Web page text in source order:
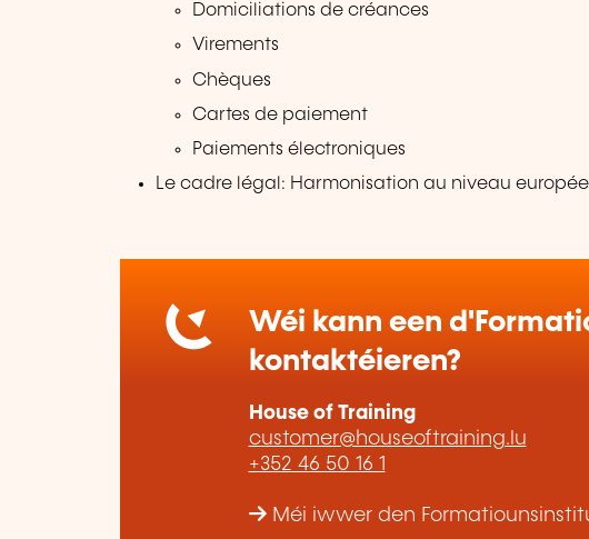
Domiciliations de créances
Virements
Chèques
Cartes de paiement
Paiements électroniques
Le cadre légal: Harmonisation au niveau
Wéi kann een
kontaktéieren?
House of Training
customer@houseoftraining.lu
+352 46 50 16 1
Méi iwwer den